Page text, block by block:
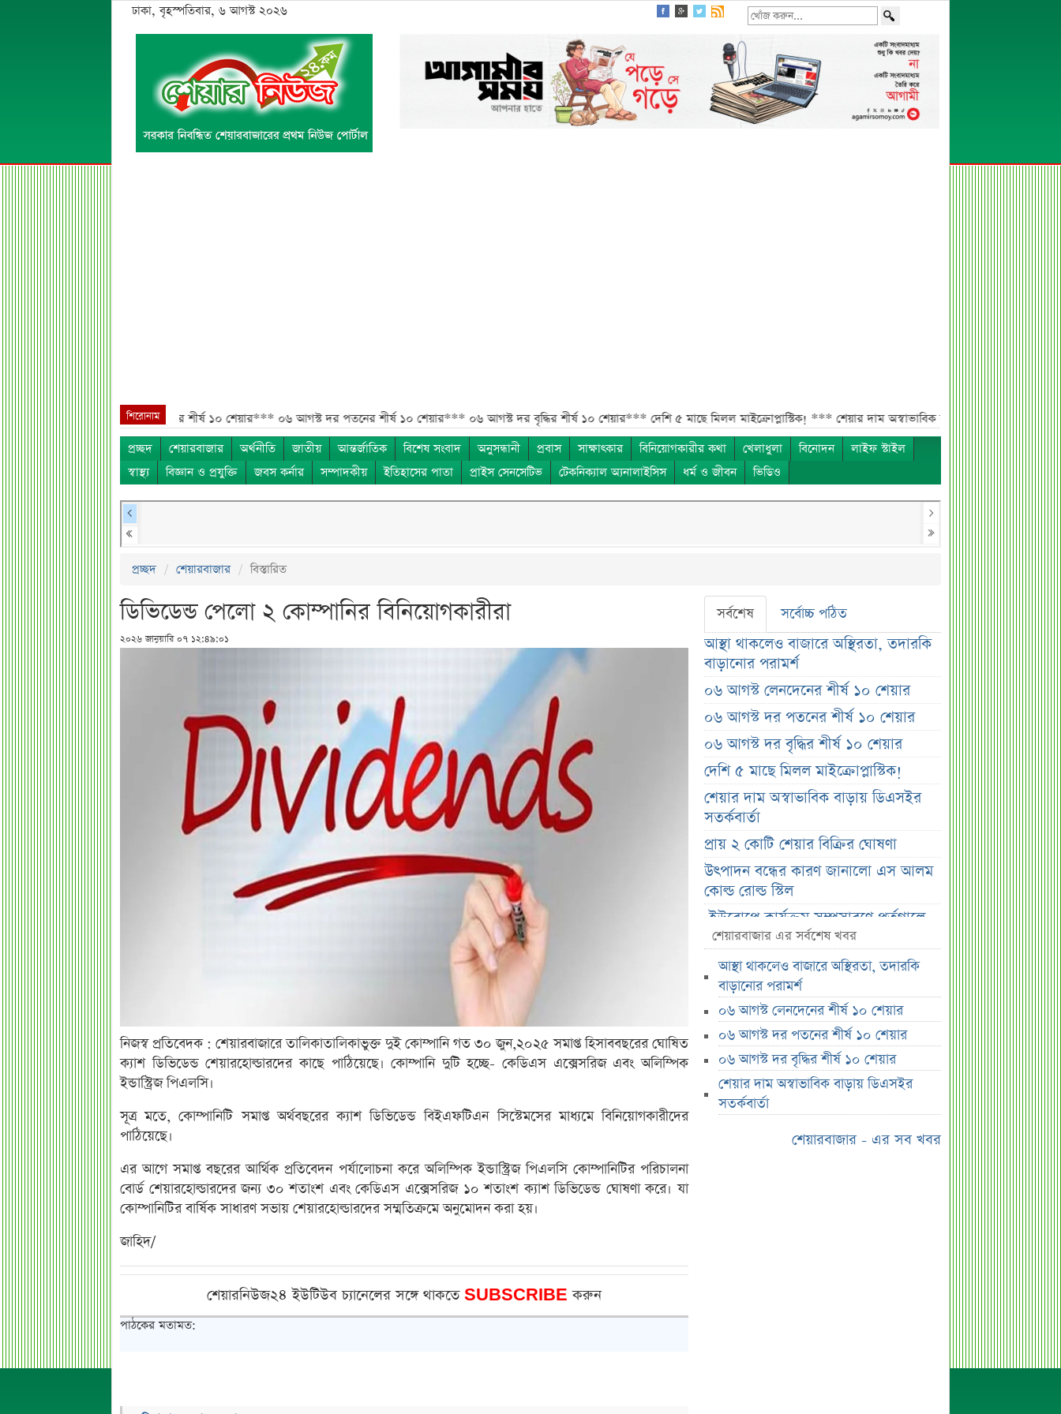
ঢাকা, বৃহস্পতিবার, ৬ আগস্ট ২০২৬
শিরোনাম
০৬ আগস্ট লেনদেনের শীর্ষ ১০ শেয়ার*** ০৬ আগস্ট দর পতনের শীর্ষ ১০ শেয়ার*** ০৬ আগস্ট দর বৃদ্ধির শীর্ষ ১০ শেয়ার*** দেশি ৫ মাছে মিলল মাইক্রোপ্লাস্টিক! *** শেয়ার দাম অস্বাভাবিক বাড়ায় ডিএসইর সতর্কবার্তা***
প্রচ্ছদ
শেয়ারবাজার অর্থনীতি জাতীয় আন্তর্জাতিক বিশেষ সংবাদ অনুসন্ধানী প্রবাস সাক্ষাৎকার বিনিয়োগকারীর কথা খেলাধুলা বিনোদন
লাইফ স্টাইল
স্বাস্থ্য
বিজ্ঞান ও প্রযুক্তি জবস কর্নার সম্পাদকীয় ইতিহাসের পাতা প্রাইস সেনসেটিভ টেকনিক্যাল অ্যনালাইসিস ধর্ম ও জীবন ভিডিও
প্রচ্ছদ শেয়ারবাজার বিস্তারিত
ডিভিডেন্ড পেলো ২ কোম্পানির বিনিয়োগকারীরা
২০২৬ জানুয়ারি ০৭ ১২:৪৯:০১
নিজস্ব প্রতিবেদক : শেয়ারবাজারে তালিকাতালিকাভুক্ত দুই কোম্পানি গত ৩০ জুন,২০২৫ সমাপ্ত হিসাববছরের ঘোষিত
ক্যাশ ডিভিডেন্ড শেয়ারহোল্ডারদের কাছে পাঠিয়েছে। কোম্পানি দুটি হচ্ছে- কেডিএস এক্সেসরিজ এবং অলিম্পিক
ইন্ডাস্ট্রিজ পিএলসি।
সূত্র মতে, কোম্পানিটি সমাপ্ত অর্থবছরের ক্যাশ ডিভিডেন্ড বিইএফটিএন সিস্টেমসের মাধ্যমে বিনিয়োগকারীদের
পাঠিয়েছে।
এর আগে সমাপ্ত বছরের আর্থিক প্রতিবেদন পর্যালোচনা করে অলিম্পিক ইন্ডাস্ট্রিজ পিএলসি কোম্পানিটির পরিচালনা
বোর্ড শেয়ারহোল্ডারদের জন্য ৩০ শতাংশ এবং কেডিএস এক্সেসরিজ ১০ শতাংশ ক্যাশ ডিভিডেন্ড ঘোষণা করে। যা
কোম্পানিটির বার্ষিক সাধারণ সভায় শেয়ারহোল্ডারদের সম্মতিক্রমে অনুমোদন করা হয়।
জাহিদ/
শেয়ারনিউজ২৪ ইউটিউব চ্যানেলের সঙ্গে থাকতে SUBSCRIBEকরুন
পাঠকের মতামত:
সর্বশেষ সর্বোচ্চ পঠিত
আস্থা থাকলেও বাজারে অস্থিরতা, তদারকি
বাড়ানোর পরামর্শ
০৬ আগস্ট লেনদেনের শীর্ষ ১০ শেয়ার
০৬ আগস্ট দর পতনের শীর্ষ ১০ শেয়ার
০৬ আগস্ট দর বৃদ্ধির শীর্ষ ১০ শেয়ার
দেশি ৫ মাছে মিলল মাইক্রোপ্লাস্টিক!
শেয়ার দাম অস্বাভাবিক বাড়ায় ডিএসইর
সতর্কবার্তা
প্রায় ২ কোটি শেয়ার বিক্রির ঘোষণা
উৎপাদন বন্ধের কারণ জানালো এস আলম
কোল্ড রোল্ড স্টিল
ইউরোপে কার্যক্রম সম্প্রসারণে পর্তুগালে
প্রথম চালান রপ্তানি রেনাটার
শেখ হাসিনাকে নিয়ে বিস্ফোরক মন্তব্য
সোহেল তাজের
ন্যাশনাল ফিড মিলের দ্বিতীয় প্রান্তিক প্রকাশ
বাজুসের নতুন ঘোষণা, স্বর্ণের দামে
ইতিহাসের বড় উল্লম্ফন
হাসিনার প্রোগ্রাম থেকে যে কারণে বের হয়ে
গেলেন ৪৪০০০ দর্শক
শেখ হাসিনার বক্তব্য ঘিরে ভারতকে কড়া
বার্তা বাংলাদেশের
শেয়ারবাজার এর সর্বশেষ খবর
আস্থা থাকলেও বাজারে অস্থিরতা, তদারকি
বাড়ানোর পরামর্শ
০৬ আগস্ট লেনদেনের শীর্ষ ১০ শেয়ার
০৬ আগস্ট দর পতনের শীর্ষ ১০ শেয়ার
০৬ আগস্ট দর বৃদ্ধির শীর্ষ ১০ শেয়ার
শেয়ার দাম অস্বাভাবিক বাড়ায় ডিএসইর
সতর্কবার্তা
শেয়ারবাজার - এর সব খবর